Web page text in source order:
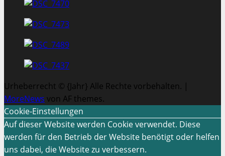
Urheberrecht © {Jahr} Alle Rechte vorbehalten. |
MoreNews von AF themes.
Cookie-Einstellungen
Auf dieser Website werden Cookie verwendet. Diese
werden für den Betrieb der Website benötigt oder helfen
uns dabei, die Website zu verbessern.